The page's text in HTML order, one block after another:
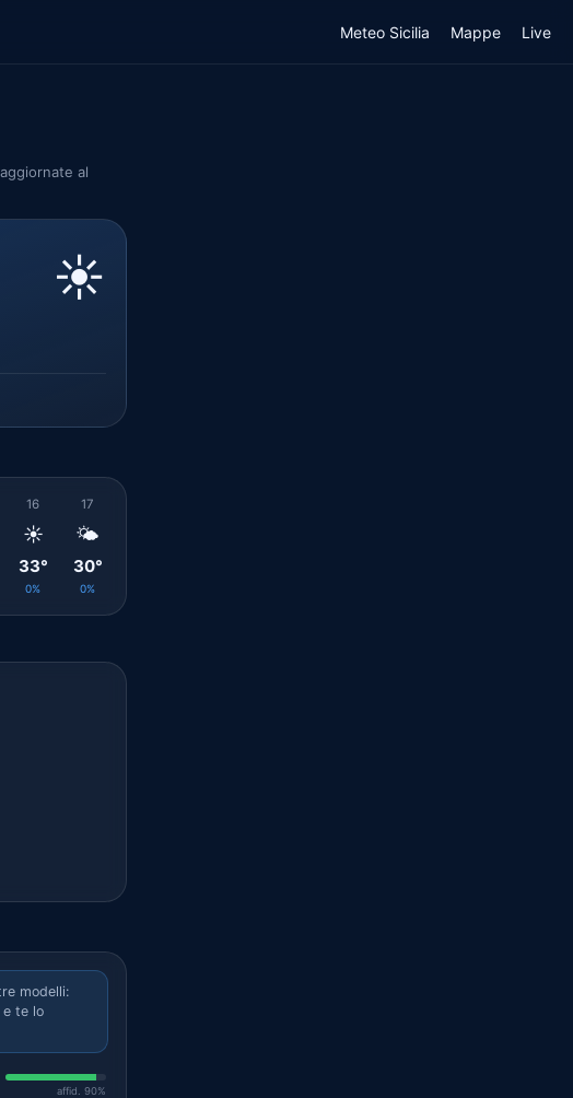
Meteo Sicilia Mappe Live
al
☀️
16
☀️
33°
0%
17
🌤️
30°
0%
modelli:
te lo
affid. 90%